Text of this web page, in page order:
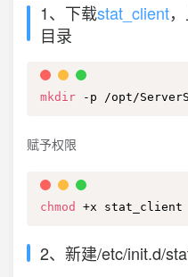
1、下载stat_client
目录
mkdir -p /opt/
赋予权限
chmod +x stat_client
2、新建/etc/init.d/